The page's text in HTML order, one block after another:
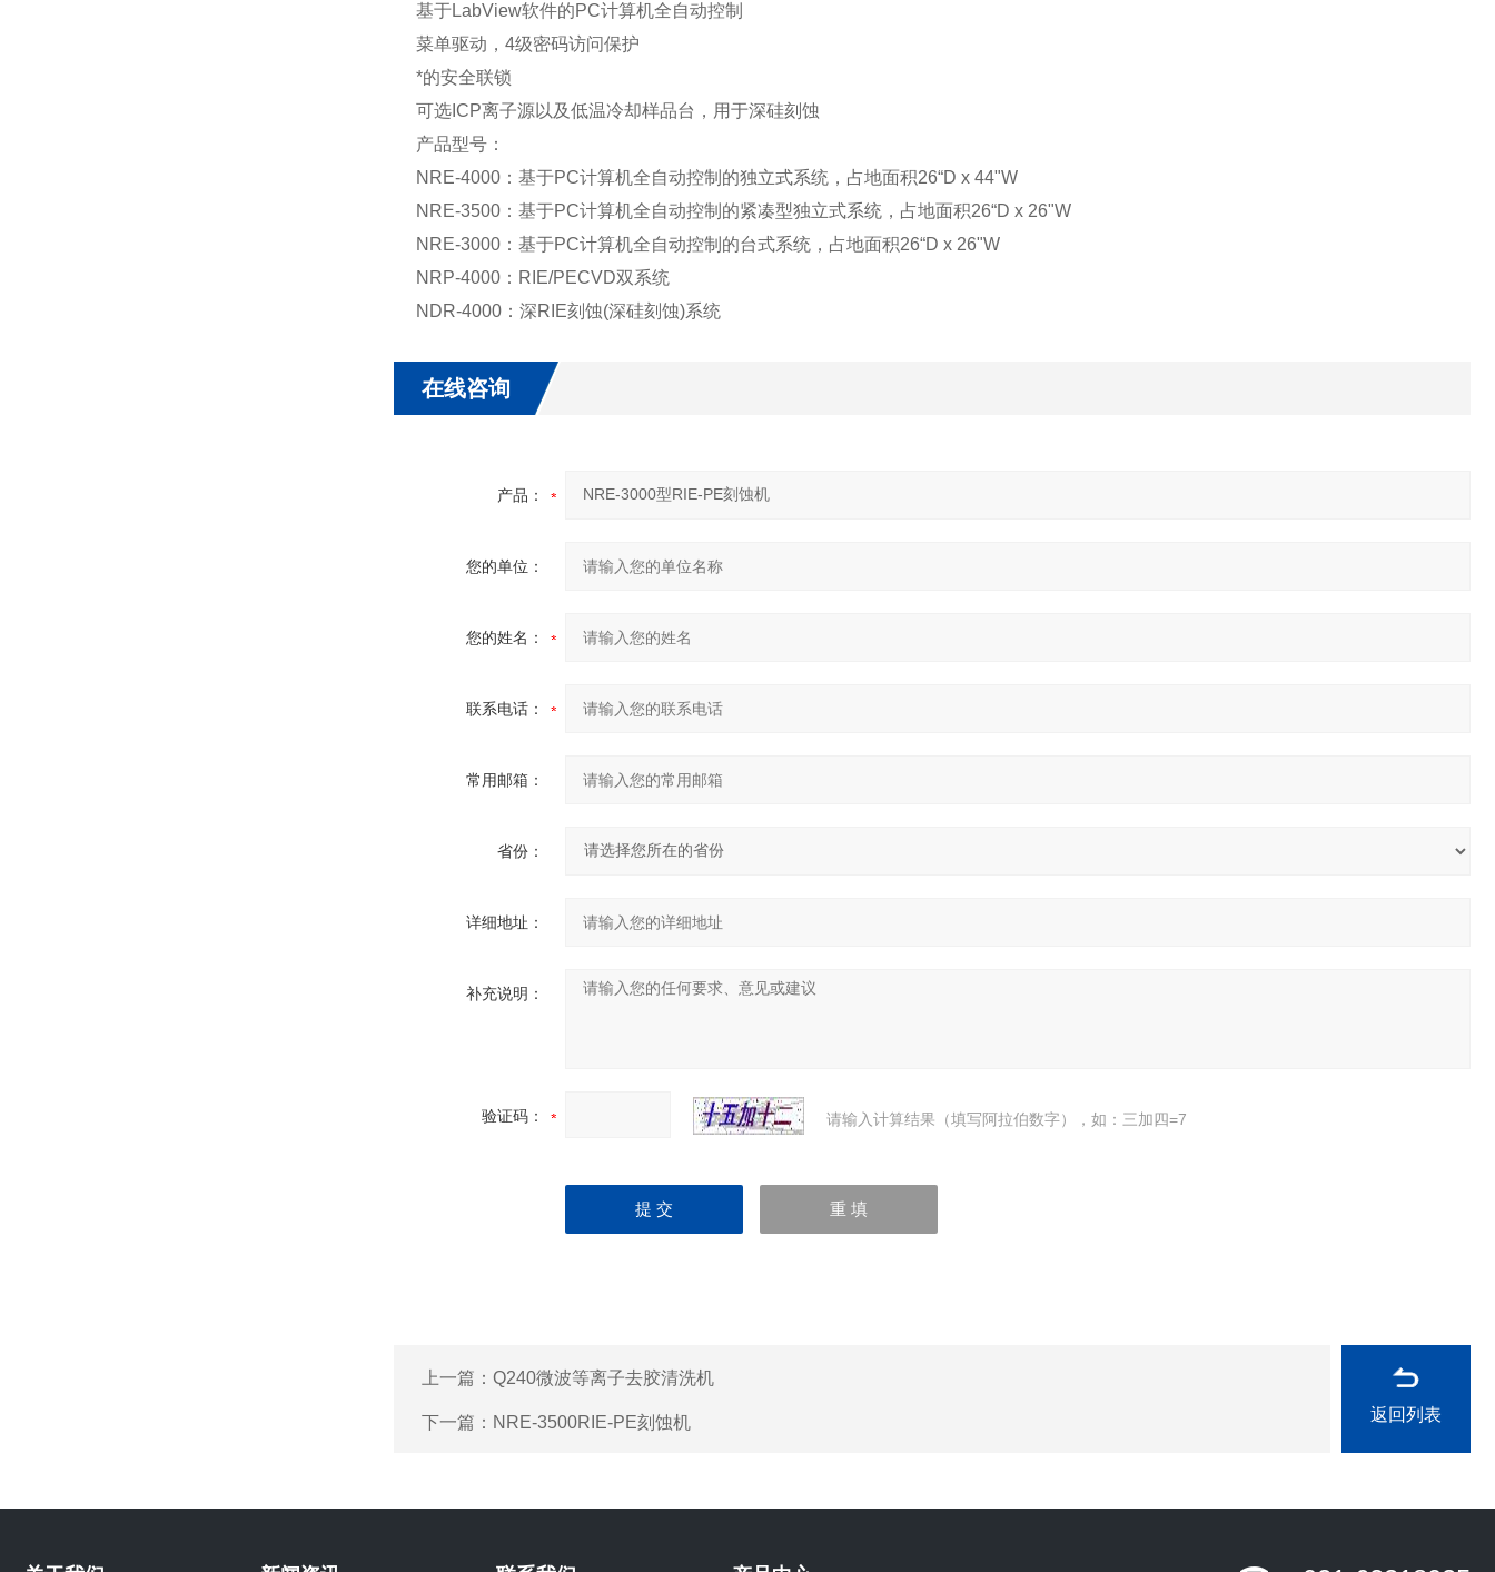
基于LabView软件的PC计算机全自动控制
菜单驱动，4级密码访问保护
*的安全联锁
可选ICP离子源以及低温冷却样品台，用于深硅刻蚀
产品型号：
NRE-4000：基于PC计算机全自动控制的独立式系统，占地面积26“D x 44"W
NRE-3500：基于PC计算机全自动控制的紧凑型独立式系统，占地面积26“D x 26"W
NRE-3000：基于PC计算机全自动控制的台式系统，占地面积26“D x 26"W
NRP-4000：RIE/PECVD双系统
NDR-4000：深RIE刻蚀(深硅刻蚀)系统
在线咨询
产品：
您的单位：
您的姓名：
联系电话：
常用邮箱：
省份：
详细地址：
补充说明：
验证码： 请输入计算结果（填写阿拉伯数字），如：三加四=7
上一篇： Q240微波等离子去胶清洗机
下一篇： NRE-3500RIE-PE刻蚀机 返回列表